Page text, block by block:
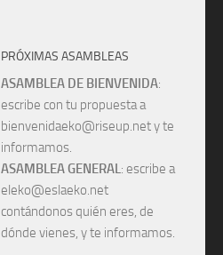
PRÓXIMAS ASAMBLEAS
ASAMBLEA DE BIENVENIDA:
escribe con tu propuesta a
bienvenidaeko@riseup.net y te
informamos.
ASAMBLEA GENERAL: escribe a
eleko@eslaeko.net
contándonos quién eres, de
dónde vienes, y te informamos.